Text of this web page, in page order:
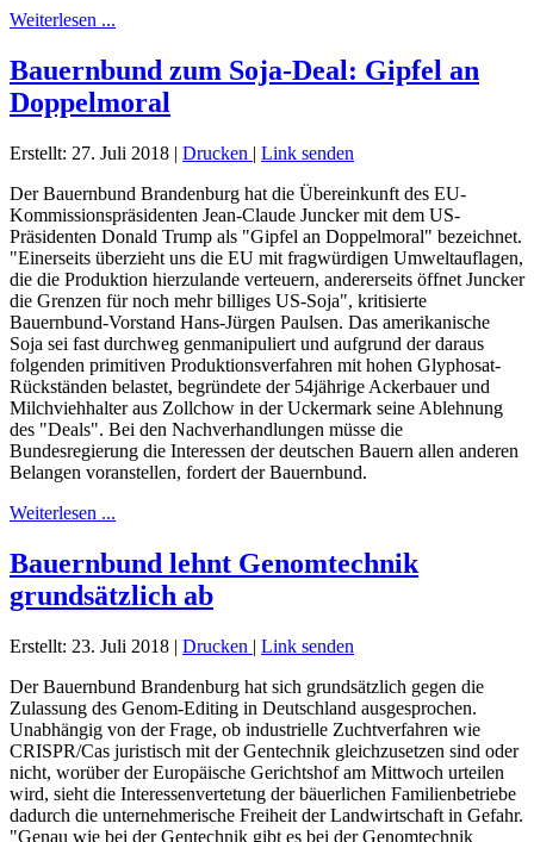
Weiterlesen ...
Bauernbund zum Soja-Deal: Gipfel an
Doppelmoral
Erstellt: 27. Juli 2018 | Drucken | Link senden
Der Bauernbund Brandenburg hat die Übereinkunft des EU-
Kommissionspräsidenten Jean-Claude Juncker mit dem US-
Präsidenten Donald Trump als "Gipfel an Doppelmoral" bezeichnet.
"Einerseits überzieht uns die EU mit fragwürdigen Umweltauflagen,
die die Produktion hierzulande verteuern, andererseits öffnet Juncker
die Grenzen für noch mehr billiges US-Soja", kritisierte
Bauernbund-Vorstand Hans-Jürgen Paulsen. Das amerikanische
Soja sei fast durchweg genmanipuliert und aufgrund der daraus
folgenden primitiven Produktionsverfahren mit hohen Glyphosat-
Rückständen belastet, begründete der 54jährige Ackerbauer und
Milchviehhalter aus Zollchow in der Uckermark seine Ablehnung
des "Deals". Bei den Nachverhandlungen müsse die
Bundesregierung die Interessen der deutschen Bauern allen anderen
Belangen voranstellen, fordert der Bauernbund.
Weiterlesen ...
Bauernbund lehnt Genomtechnik
grundsätzlich ab
Erstellt: 23. Juli 2018 | Drucken | Link senden
Der Bauernbund Brandenburg hat sich grundsätzlich gegen die
Zulassung des Genom-Editing in Deutschland ausgesprochen.
Unabhängig von der Frage, ob industrielle Zuchtverfahren wie
CRISPR/Cas juristisch mit der Gentechnik gleichzusetzen sind oder
nicht, worüber der Europäische Gerichtshof am Mittwoch urteilen
wird, sieht die Interessenvertetung der bäuerlichen Familienbetriebe
dadurch die unternehmerische Freiheit der Landwirtschaft in Gefahr.
"Genau wie bei der Gentechnik gibt es bei der Genomtechnik